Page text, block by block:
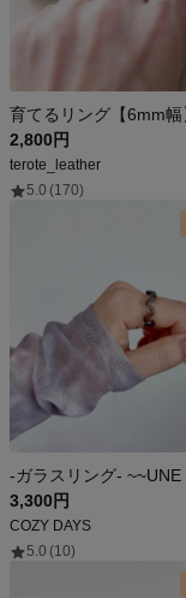
2,800円
terote_leather
5.0 (170)
3,300円
COZY DAYS
5.0 (10)